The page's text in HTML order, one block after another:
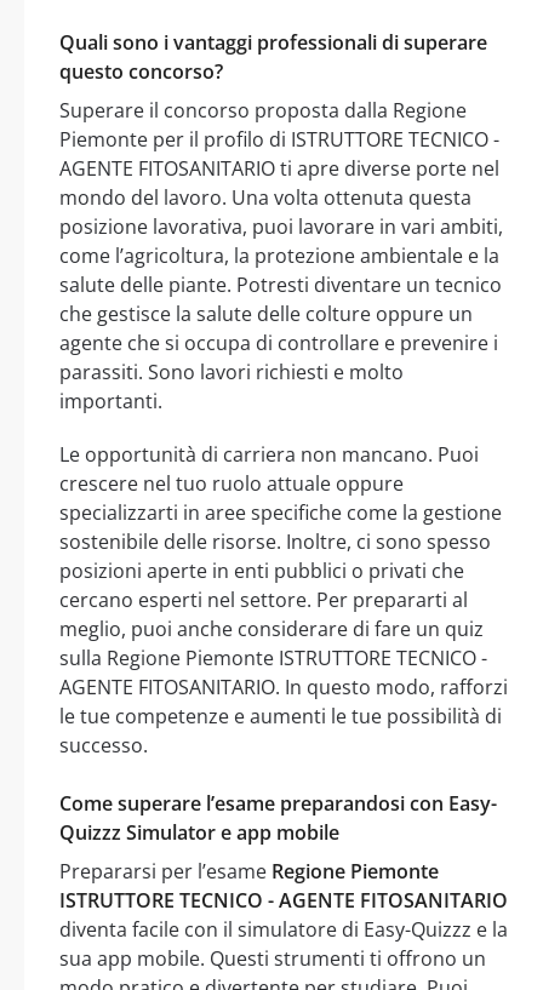
Quali sono i vantaggi professionali di superare
questo concorso?
Superare il concorso proposta dalla Regione
Piemonte per il profilo di ISTRUTTORE TECNICO -
AGENTE FITOSANITARIO ti apre diverse porte nel
mondo del lavoro. Una volta ottenuta questa
posizione lavorativa, puoi lavorare in vari ambiti,
come l’agricoltura, la protezione ambientale e la
salute delle piante. Potresti diventare un tecnico
che gestisce la salute delle colture oppure un
agente che si occupa di controllare e prevenire i
parassiti. Sono lavori richiesti e molto
importanti.
Le opportunità di carriera non mancano. Puoi
crescere nel tuo ruolo attuale oppure
specializzarti in aree specifiche come la gestione
sostenibile delle risorse. Inoltre, ci sono spesso
posizioni aperte in enti pubblici o privati che
cercano esperti nel settore. Per prepararti al
meglio, puoi anche considerare di fare un quiz
sulla Regione Piemonte ISTRUTTORE TECNICO -
AGENTE FITOSANITARIO. In questo modo, rafforzi
le tue competenze e aumenti le tue possibilità di
successo.
Come superare l’esame preparandosi con Easy-
Quizzz Simulator e app mobile
Prepararsi per l’esame Regione Piemonte
ISTRUTTORE TECNICO - AGENTE FITOSANITARIO
diventa facile con il simulatore di Easy-Quizzz e la
sua app mobile. Questi strumenti ti offrono un